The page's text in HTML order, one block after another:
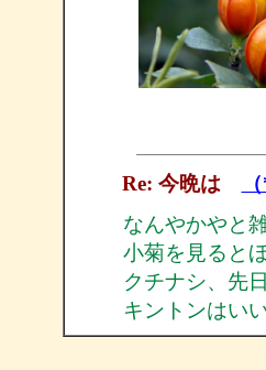
Re: 今晩は
なんやかやと雑
小菊を見ると
クチナシ、先
キントンはい